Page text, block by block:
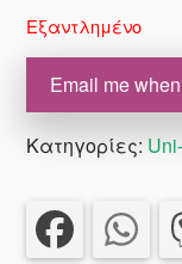
Εξαντλημένο
Email me
Κατηγορίες: